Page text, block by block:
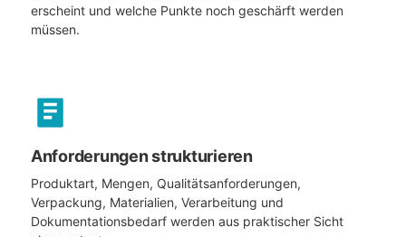
erscheint und welche Punkte noch geschärft werden
müssen.
Anforderungen strukturieren
Produktart, Mengen, Qualitätsanforderungen,
Verpackung, Materialien, Verarbeitung und
Dokumentationsbedarf werden aus praktischer Sicht